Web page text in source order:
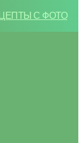
С ФОТО